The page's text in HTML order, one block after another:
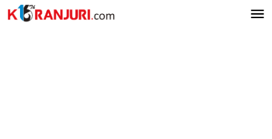
Lewati
ke